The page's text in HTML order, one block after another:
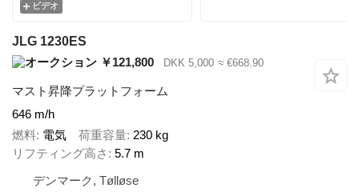
ビデオ
JLG 1230ES
￥121,800
DKK 5,000 ≈ €668.90
マスト昇降プラットフォーム
646 m/h
燃料 電気 荷重容量 230 kg
リフティング高さ
5.7 m
デンマーク, Tølløse